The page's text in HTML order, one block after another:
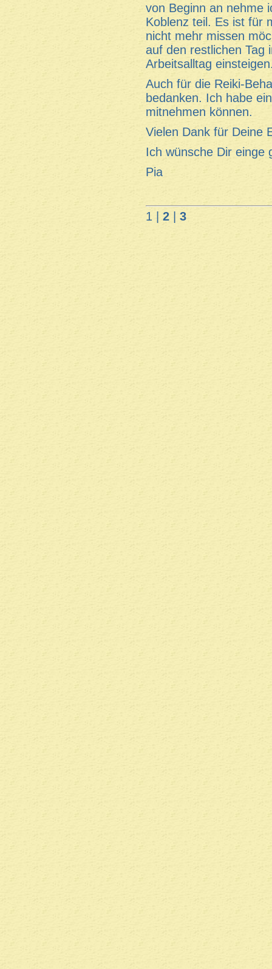
von Beginn an nehme
Koblenz teil. Es ist für
nicht mehr missen
auf den restlichen Tag
Arbeitsalltag
Auch für die Reiki-
bedanken. Ich habe
mitnehmen können.
Vielen Dank für Deine
Ich wünsche Dir einge
Pia
1 | 2 3